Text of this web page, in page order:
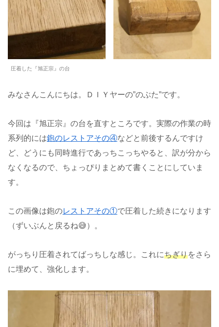
圧着した『旭正宗』の台
みなさんこんにちは。ＤＩＹヤーの”のぶた”です。
今回は『旭正宗』の台を直すところです。実際の作業の時
系列的には鉋のレストアその④などと前後するんですけ
ど、どうにも同時進行であっちこっちやると、訳が分から
なくなるので、ちょっぴりまとめて書くことにしていま
す。
この画像は鉋のレストアその①で圧着した続きになります
（ずいぶんと戻るね😅）。
がっちり圧着されてばっちしな感じ。これにちぎりをさら
に埋めて、強化します。